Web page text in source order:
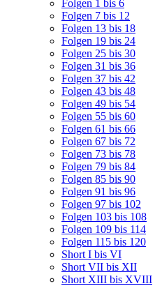
Folgen 1 bis 6
Folgen 7 bis 12
Folgen 13 bis 18
Folgen 19 bis 24
Folgen 25 bis 30
Folgen 31 bis 36
Folgen 37 bis 42
Folgen 43 bis 48
Folgen 49 bis 54
Folgen 55 bis 60
Folgen 61 bis 66
Folgen 67 bis 72
Folgen 73 bis 78
Folgen 79 bis 84
Folgen 85 bis 90
Folgen 91 bis 96
Folgen 97 bis 102
Folgen 103 bis 108
Folgen 109 bis 114
Folgen 115 bis 120
Short I bis VI
Short VII bis XII
Short XIII bis XVIII